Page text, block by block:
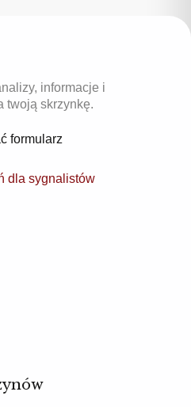
informacje i
twoją skrzynkę.
formularz
dla sygnalistów